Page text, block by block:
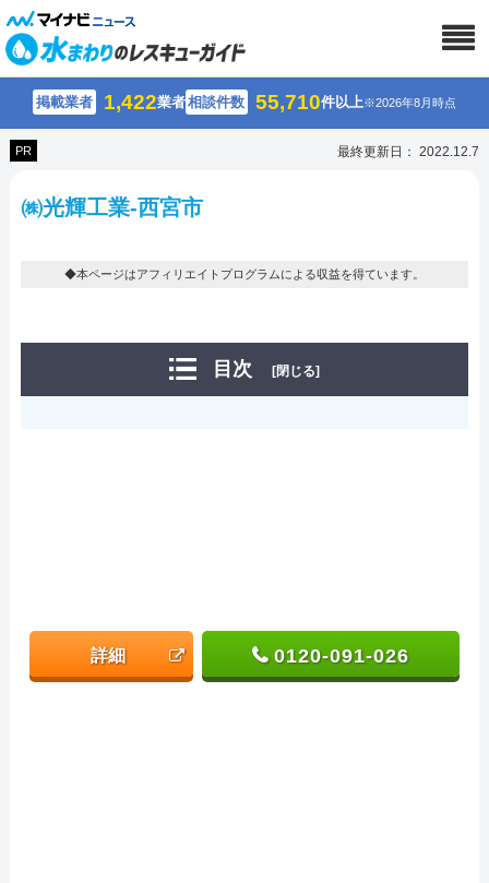
掲載業者 1,422業者相談件数 55,710件以上※2026年8月時点
PR 最終更新日： 2022.12.7
㈱光輝工業-西宮市
◆本ページはアフィリエイトプログラムによる収益を得ています。
目次 [閉じる]
詳細 0120-091-026